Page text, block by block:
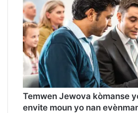
Temwen Jewova kòmanse
envite moun yo nan